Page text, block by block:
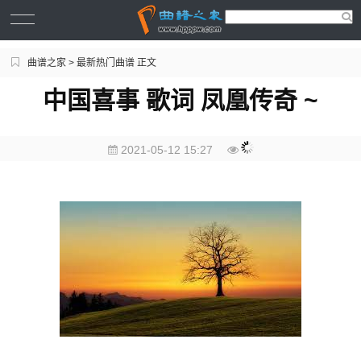
曲谱之家 > 最新热门曲谱 正文
中国喜事 歌词 凤凰传奇 ~
2021-05-12 15:27